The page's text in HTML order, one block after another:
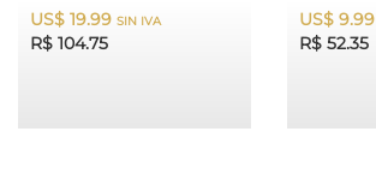
US$ 19.99 SIN IVA
R$ 104.75
US$ 9.99
R$ 52.35